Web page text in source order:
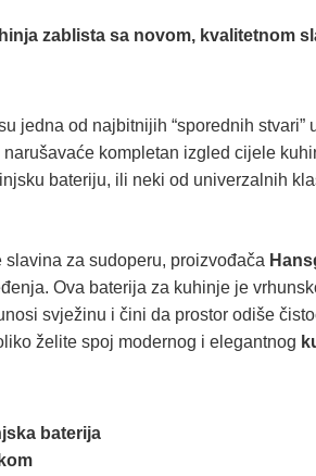
zablista sa novom, kvalitetnom
jedna od najbitnijih “sporednih
kompletan izgled cijele
bateriju, ili neki od univerzalnih
za sudoperu, proizvođača
Ova baterija za kuhinje je
svježinu i čini da prostor odiše
želite spoj modernog i elegantnog
baterija